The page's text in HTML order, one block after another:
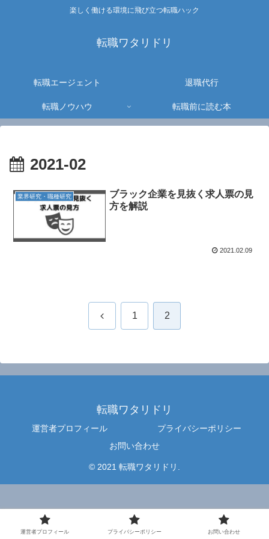
楽しく働ける環境に飛び立つ転職ハック
転職ワタリドリ
転職エージェント 退職代行
転職ノウハウ 転職前に読む本
2021-02
業界研究・職種研究
ブラック企業を見抜く求人票の見
方を解説
2021.02.09
前 1 2
転職ワタリドリ
運営者プロフィール
プライバシーポリシー
お問い合わせ
© 2021 転職ワタリドリ.
運営者プロフィール プライバシーポリシー お問い合わせ